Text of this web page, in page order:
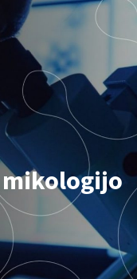
mikologijo